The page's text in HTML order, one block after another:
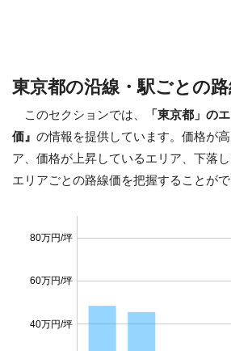
東京都の沿線・駅ごとの
このセクションでは、
「東京都」の
価』 の情報を提供しています。価格が
ア、価格が上昇しているエリア、下落し
エリアごとの路線価を把握することがで
40万円/坪
60万円/坪
80万円/坪